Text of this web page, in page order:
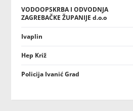
VODOOPSKRBA I ODVODNJA
ZAGREBAČKE ŽUPANIJE d.o.o
Ivaplin
Hep Križ
Policija Ivanić Grad